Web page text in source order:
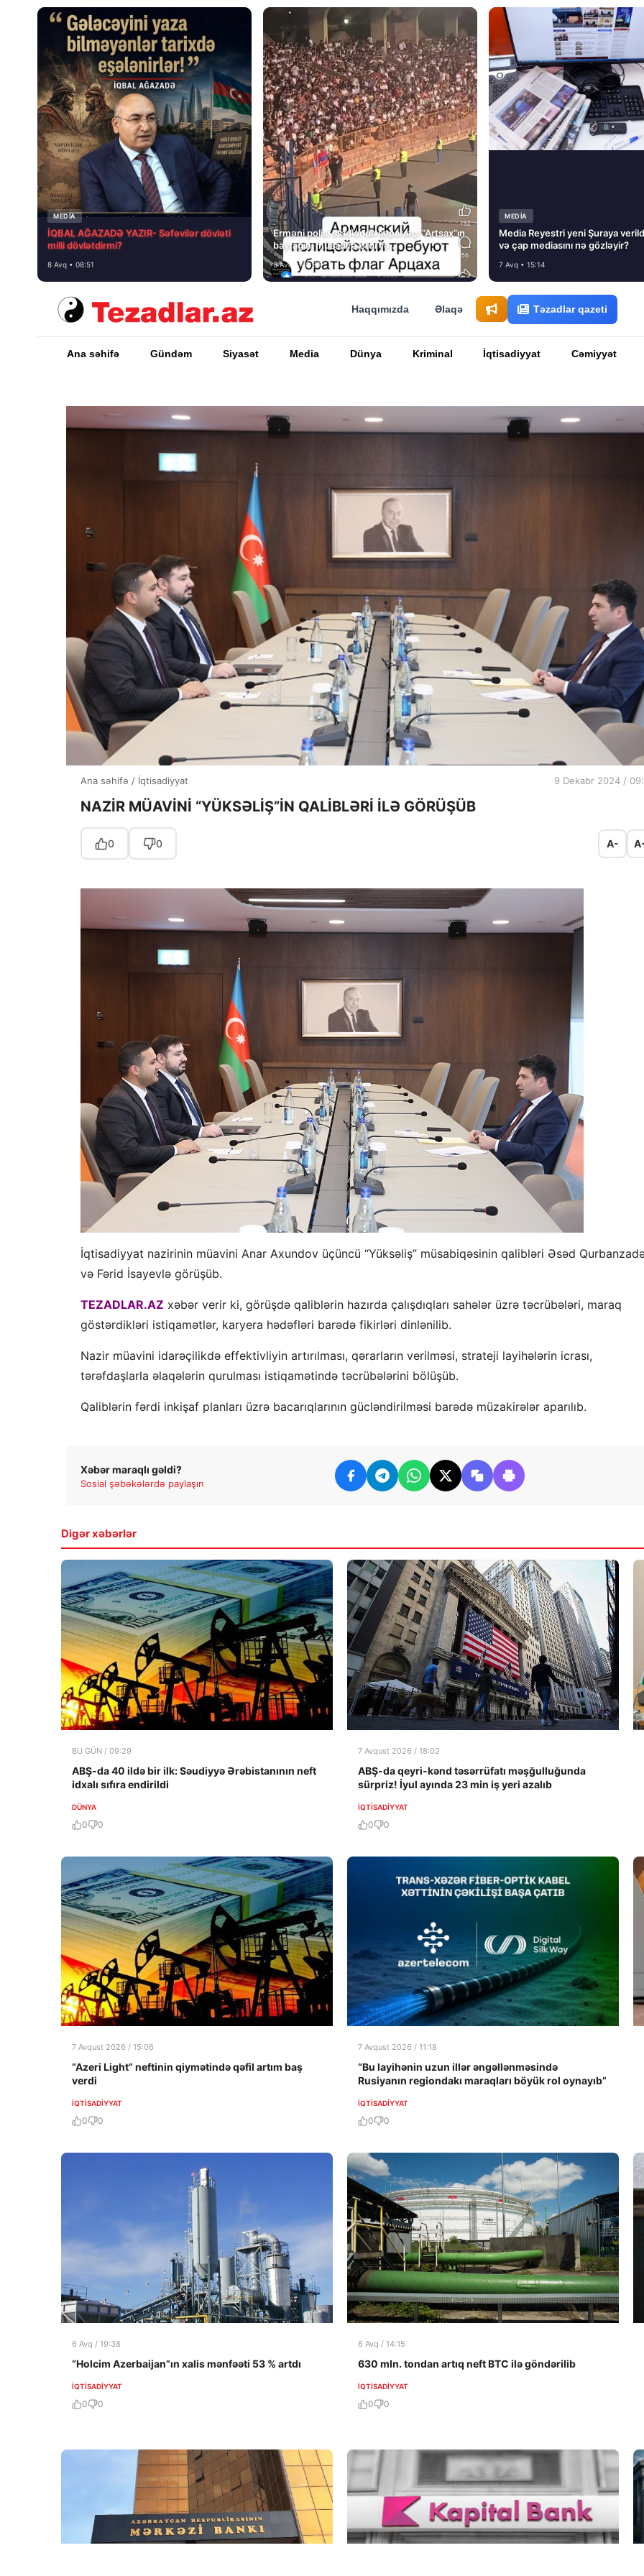
MEDİA
İQBAL AĞAZADƏ YAZIR- Səfəvilər dövləti
milli dövlətdirmi?
8 Avq • 08:51
Erməni polisi stadionda separatçı “Artsax”ın
bayrağını müsadirə etdi və…
8 Avq • 08:39
MEDİA
Media Reyestri yeni Şuraya
və çap mediasını nə gözləyir?
7 Avq • 15:14
Haqqımızda Əlaqə Təzadlar qazeti
Ana səhifə Gündəm Siyasət Media Dünya Kriminal İqtisadiyyat Cəmiyyət
Ana səhifə / İqtisadiyyat 9 Dekabr 2024 /
NAZİR MÜAVİNİ “YÜKSƏLİŞ”İN QALİBLƏRİ İLƏ GÖRÜŞÜB
0 0 A-
İqtisadiyyat nazirinin müavini Anar Axundov üçüncü “Yüksəliş” müsabiqəsinin qalibləri Əsəd
və Fərid İsayevlə görüşüb.
TEZADLAR.AZ xəbər verir ki, görüşdə qaliblərin hazırda çalışdıqları sahələr üzrə təcrübələri, maraq
göstərdikləri istiqamətlər, karyera hədəfləri barədə fikirləri dinlənilib.
Nazir müavini idarəçilikdə effektivliyin artırılması, qərarların verilməsi, strateji layihələrin icrası,
tərəfdaşlarla əlaqələrin qurulması istiqamətində təcrübələrini bölüşüb.
Qaliblərin fərdi inkişaf planları üzrə bacarıqlarının gücləndirilməsi barədə müzakirələr aparılıb.
Xəbər maraqlı gəldi?
Sosial şəbəkələrdə paylaşın
Digər xəbərlər
BU GÜN / 09:29
ABŞ-da 40 ildə bir ilk: Səudiyyə Ərəbistanının neft
idxalı sıfıra endirildi
DÜNYA
0 0
7 Avqust 2026 / 18:02
ABŞ-da qeyri-kənd təsərrüfatı məşğulluğunda
sürpriz! İyul ayında 23 min iş yeri azalıb
İQTISADIYYAT
0 0
7 Avqust 2026 / 15:06
“Azeri Light” neftinin qiymətində qəfil artım baş
verdi
İQTISADIYYAT
0 0
7 Avqust 2026 / 11:18
“Bu layihənin uzun illər əngəllənməsində
Rusiyanın regiondakı maraqları böyük rol oynayıb”
İQTISADIYYAT
0 0
6 Avq / 19:38
“Holcim Azerbaijan”ın xalis mənfəəti 53 % artdı
İQTISADIYYAT
0 0
6 Avq / 14:15
630 mln. tondan artıq neft BTC ilə göndərilib
İQTISADIYYAT
0 0